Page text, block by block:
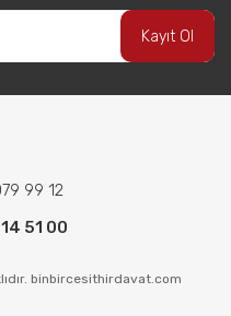
Kayıt Ol
99 12
51 00
binbircesithirdavat.com